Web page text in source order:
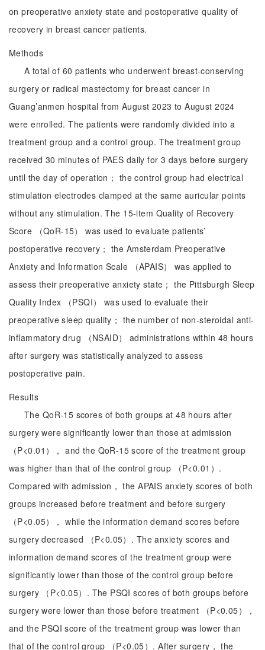
on preoperative anxiety state and postoperative quality of
recovery in breast cancer patients.
Methods
A total of 60 patients who underwent breast-conserving
surgery or radical mastectomy for breast cancer in
Guang’anmen hospital from August 2023 to August 2024
were enrolled. The patients were randomly divided into a
treatment group and a control group. The treatment group
received 30 minutes of PAES daily for 3 days before surgery
until the day of operation； the control group had electrical
stimulation electrodes clamped at the same auricular points
without any stimulation. The 15-item Quality of Recovery
Score （QoR-15） was used to evaluate patients’
postoperative recovery； the Amsterdam Preoperative
Anxiety and Information Scale （APAIS） was applied to
assess their preoperative anxiety state； the Pittsburgh Sleep
Quality Index （PSQI） was used to evaluate their
preoperative sleep quality； the number of non-steroidal anti-
inflammatory drug （NSAID） administrations within 48 hours
after surgery was statistically analyzed to assess
postoperative pain.
Results
The QoR-15 scores of both groups at 48 hours after
surgery were significantly lower than those at admission
（P<0.01）， and the QoR-15 score of the treatment group
was higher than that of the control group （P<0.01）.
Compared with admission， the APAIS anxiety scores of both
groups increased before treatment and before surgery
（P<0.05）， while the information demand scores before
surgery decreased （P<0.05）. The anxiety scores and
information demand scores of the treatment group were
significantly lower than those of the control group before
surgery （P<0.05）. The PSQI scores of both groups before
surgery were lower than those before treatment （P<0.05），
and the PSQI score of the treatment group was lower than
that of the control group （P<0.05）. After surgery， the